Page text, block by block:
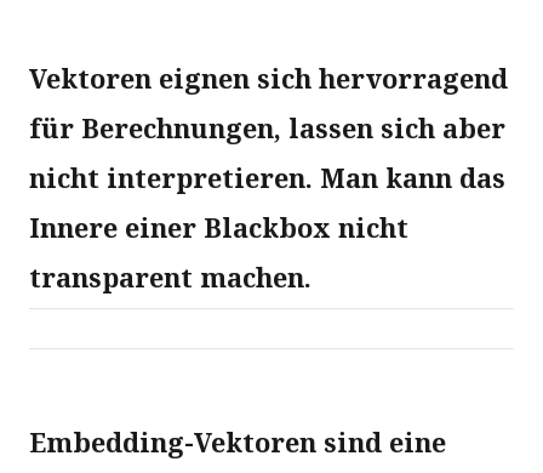
Vektoren eignen sich hervorragend
für Berechnungen, lassen sich aber
nicht interpretieren. Man kann das
Innere einer Blackbox nicht
transparent machen.
Embedding-Vektoren sind eine